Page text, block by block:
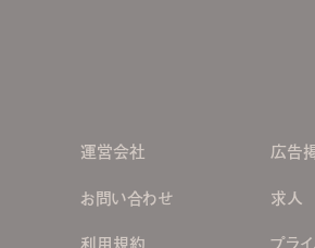
運営会社
広告
お問い合わせ
求人
利用規約 プラ